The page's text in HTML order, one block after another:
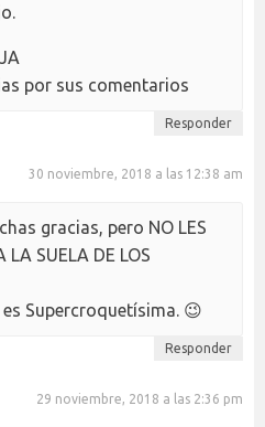
por sus comentarios
Responder
30 noviembre, 2018 a las 12:38 am
gracias, pero NO LES
LA SUELA DE LOS
Supercroquetísima. 😉
Responder
29 noviembre, 2018 a las 2:36 pm